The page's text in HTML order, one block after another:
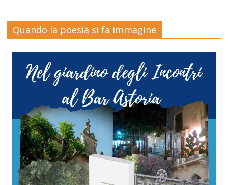
Quando la poesia si fa immagine